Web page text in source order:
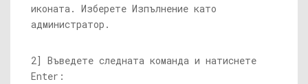
иконата. Изберете Изпълнение като
администратор.
2] Въведете следната команда и натиснете
Enter: